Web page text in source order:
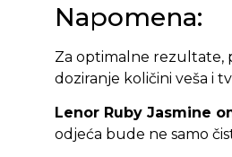
Napomena:
Za optimalne rezultate,
doziranje količini veša i
Lenor Ruby Jasmine
odjeća bude ne samo